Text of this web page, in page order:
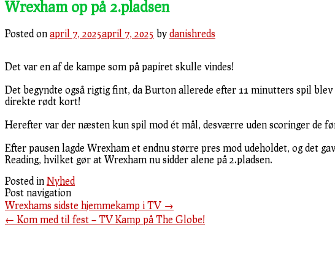
Wrexham op på 2.pladsen
Posted on april 7, 2025april 7, 2025 by danishreds
Det var en af de kampe som på papiret skulle vindes!
Det begyndte også rigtig fint, da Burton allerede efter 11 minutters spil
direkte rødt kort!
Herefter var der næsten kun spil mod ét mål, desværre uden scoringer de
Efter pausen lagde Wrexham et endnu større pres mod udeholdet, og det
Reading, hvilket gør at Wrexham nu sidder alene på 2.pladsen.
Posted in Nyhed
Post navigation
Wrexhams sidste hjemmekamp i TV →
← Kom med til fest – TV Kamp på The Globe!